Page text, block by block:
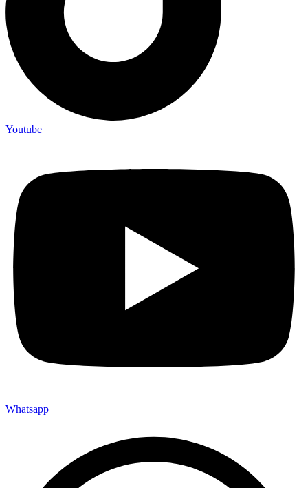
Youtube
Whatsapp